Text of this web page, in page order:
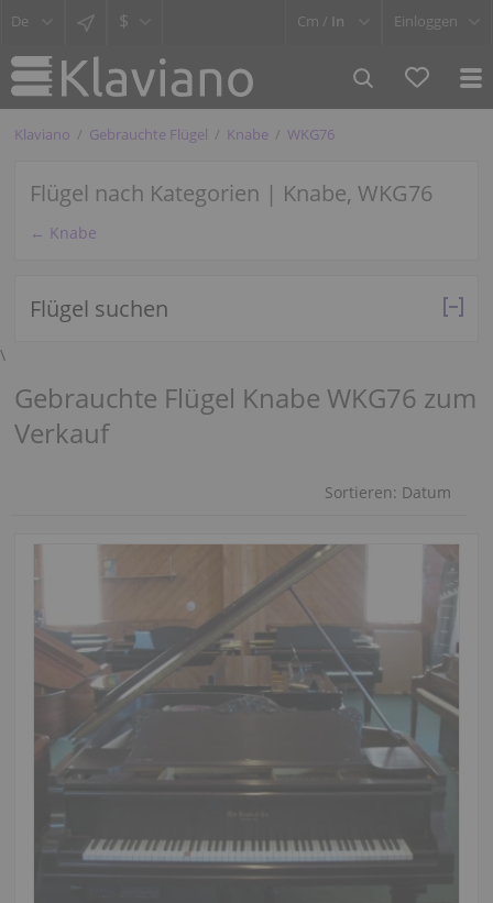
$ Cm / In Einloggen
Klaviano Gebrauchte Flügel Knabe WKG76
Flügel nach Kategorien | Knabe, WKG76
← Knabe
Flügel suchen
\
Gebrauchte Flügel Knabe WKG76 zum
Verkauf
Sortieren: Datum